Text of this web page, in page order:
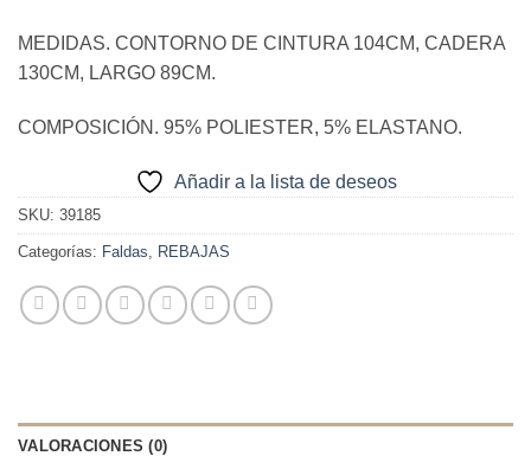
44,90€.15,00€.
MEDIDAS. CONTORNO DE CINTURA 104CM, CADERA
130CM, LARGO 89CM.
COMPOSICIÓN. 95% POLIESTER, 5% ELASTANO.
Añadir a la lista de deseos
SKU: 39185
Categorías: Faldas, REBAJAS
VALORACIONES (0)